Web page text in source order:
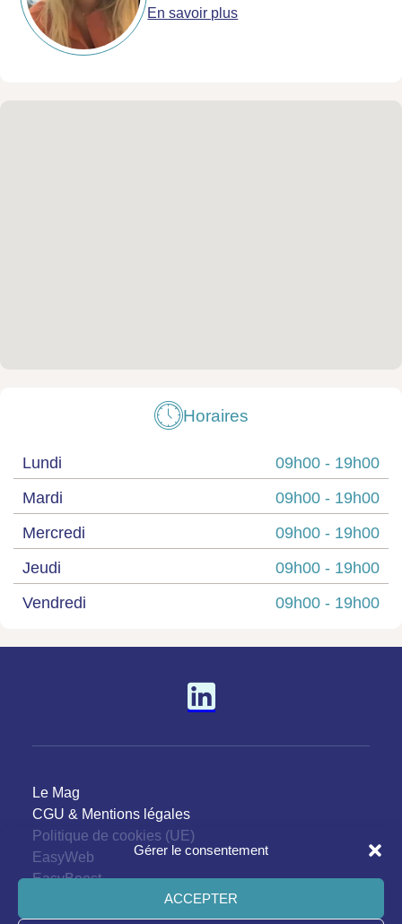
Gérer le consentement
ACCEPTER
En savoir plus
Horaires
Lundi 09h00 - 19h00
Mardi
09h00 - 19h00
Mercredi
09h00 - 19h00
Jeudi
09h00 - 19h00
Vendredi
09h00 - 19h00
Le Mag
CGU & Mentions légales
Politique de cookies (UE)
EasyWeb
EasyBoost